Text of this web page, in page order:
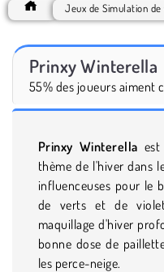
Jeux de Simulation de
Prinxy Winterella
55% des joueurs aiment
Prinxy Winterella
thème de l'hiver dans
influenceuses pour le
de verts et de
maquillage d'hiver
bonne dose de
les perce-neige.